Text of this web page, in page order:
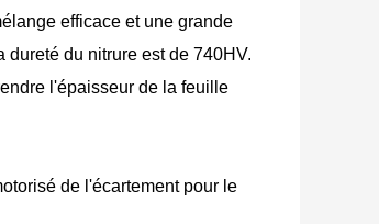
efficace et une grande
du nitrure est de 740HV.
l'épaisseur de la feuille
de l'écartement pour le